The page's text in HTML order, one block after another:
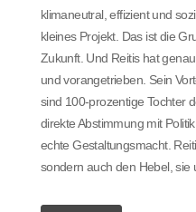
klimaneutral, effizient und
kleines Projekt. Das ist die
Zukunft. Und Reitis hat
und vorangetrieben. Sein
sind 100-prozentige Tochter
direkte Abstimmung mit
echte Gestaltungsmacht.
sondern auch den Hebel, sie